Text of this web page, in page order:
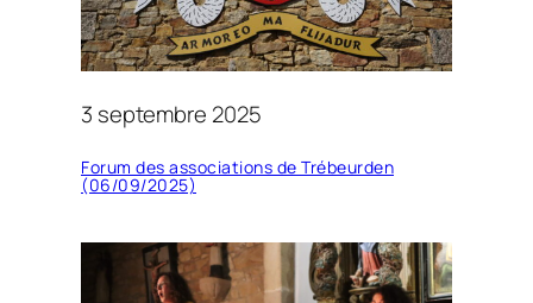
3 septembre 2025
Forum des associations de Trébeurden
(06/09/2025)